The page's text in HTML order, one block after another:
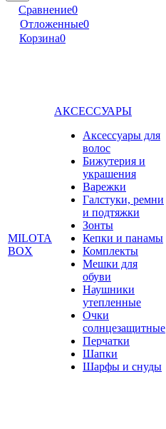
Сравнение0
Отложенные0
Корзина0
MILOTA
BOX
АКСЕССУАРЫ
Аксессуары для
волос
Бижутерия и
украшения
Варежки
Галстуки, ремни
и подтяжки
Зонты
Кепки и панамы
Комплекты
Мешки для
обуви
Наушники
утепленные
Очки
солнцезащитные
Перчатки
Шапки
Шарфы и снуды